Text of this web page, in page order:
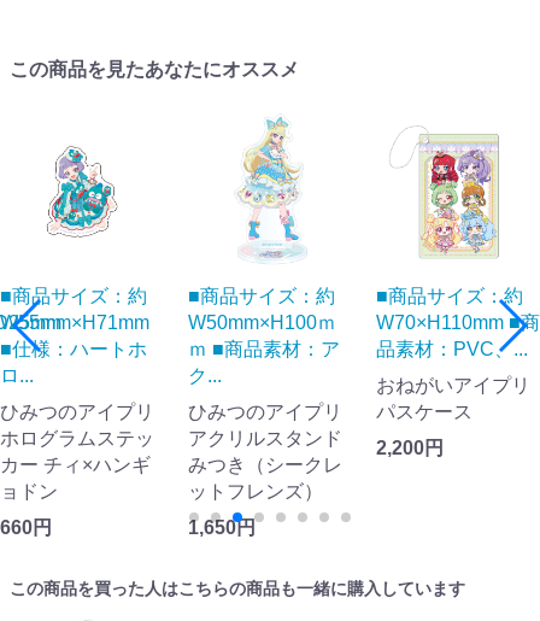
この商品を見たあなたにオススメ
■商品サイズ：約
W55mm×H71mm
■仕様：ハートホ
ロ...
ひみつのアイプリ
ホログラムステッ
カー チィ×ハンギ
ョドン
660円
■商品サイズ：約
W50mm×H100ｍ
ｍ ■商品素材：ア
ク...
ひみつのアイプリ
アクリルスタンド
みつき（シークレ
ットフレンズ）
1,650円
■商品サイズ：約
W70×H110mm ■商
品素材：PVC、...
おねがいアイプリ
パスケース
2,200円
この商品を買った人はこちらの商品も一緒に購入しています